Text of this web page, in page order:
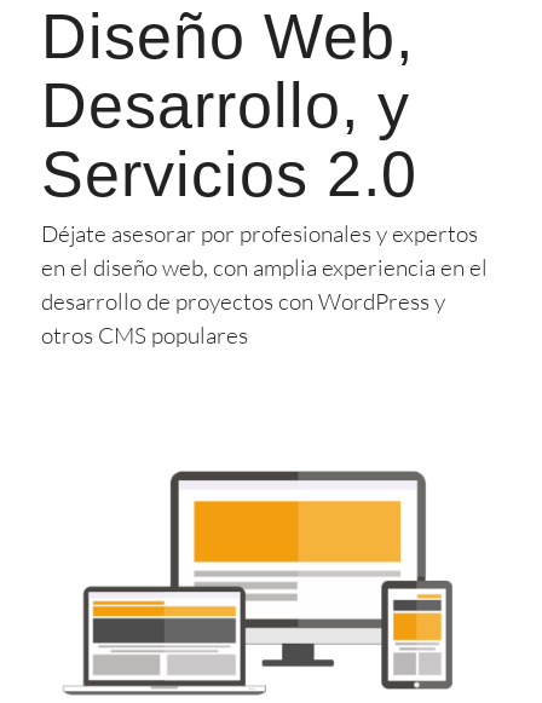
Diseño Web,
Desarrollo, y
Servicios 2.0
Déjate asesorar por profesionales y expertos
en el diseño web, con amplia experiencia en el
desarrollo de proyectos con WordPress y
otros CMS populares